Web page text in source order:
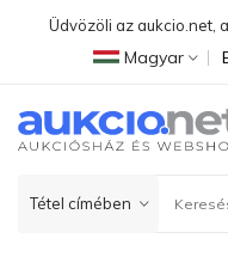
Üdvözöli az aukcio.net,
Magyar